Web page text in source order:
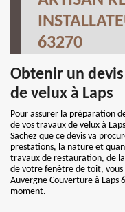
63270
Obtenir un
de velux à Laps
Pour assurer la préparation
de vos travaux de velux à
Sachez que ce devis va
prestations, la nature et
travaux de restauration, de
de votre fenêtre de toit, vous
Auvergne Couverture à Laps
moment.